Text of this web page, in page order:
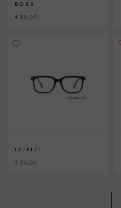
BOSS
€ 80,00
IZIPIZI
€ 35,00